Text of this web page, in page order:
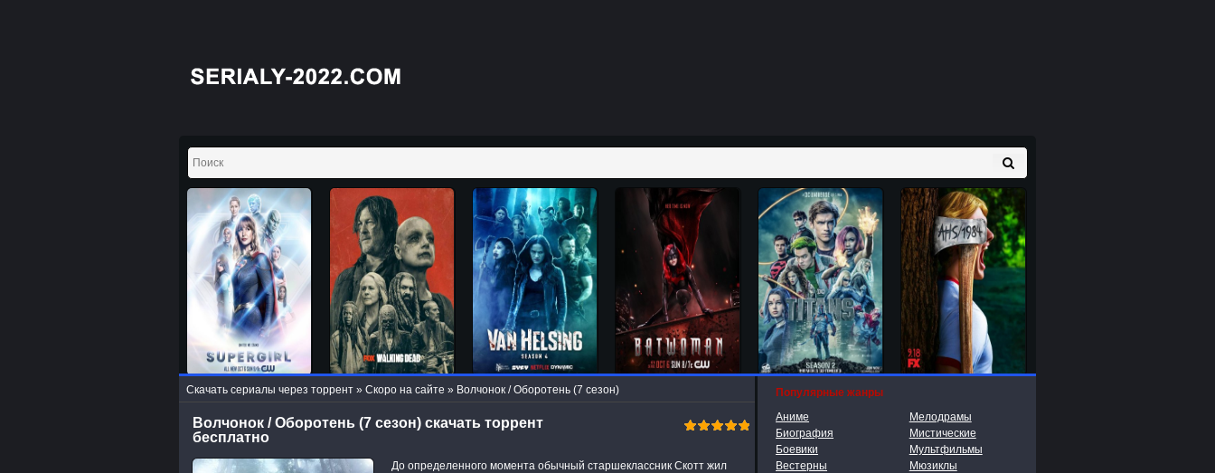
Скачать сериалы через торрент » Скоро на сайте » Волчонок / Оборотень (7 сезон)
Волчонок / Оборотень (7 сезон) скачать торрент
бесплатно
До определенного момента обычный старшеклассник Скотт жил
Популярные жанры
Аниме
Мелодрамы
Биография
Мистические
Боевики
Мультфильмы
Вестерны
Мюзиклы